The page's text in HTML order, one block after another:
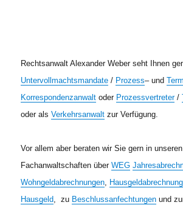
Rechtsanwalt Alexander Weber seht Ihnen
Untervollmachtsmandate / Prozess– und
Korrespondenzanwalt oder Prozessvertreter/
oder alsVerkehrsanwalt zur Verfügung.
Vor allem aber beraten wir Sie gern in unseren
Fachanwaltschaften überWEG
Wohngeldabrechnungen,
Hausgeld, zu Beschlussanfechtungen und